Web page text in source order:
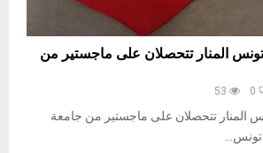
المنار تتحصلان على ماجستير من
0
53
المنار تتحصلان على ماجستير من جامعة